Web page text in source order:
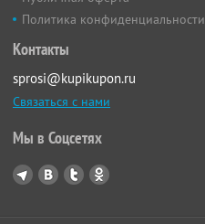
Политика конфиденциальности
Контакты
sprosi@kupikupon.ru
Связаться с нами
Мы в Соцсетях